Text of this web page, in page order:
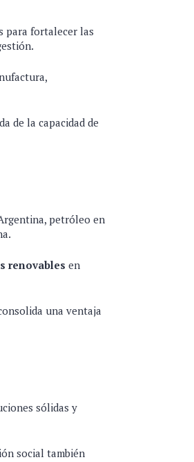
para fortalecer las
de la capacidad de
petróleo en
renovables en
una ventaja
sólidas y
social también